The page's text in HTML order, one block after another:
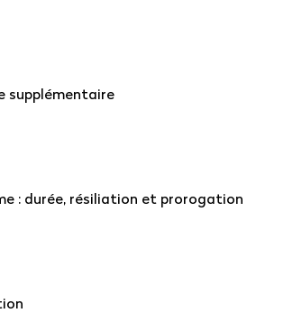
supplémentaire
: durée, résiliation et prorogation